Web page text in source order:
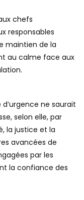
chefs
responsables
maintien de la
au calme face aux
ne saurait
selon elle, par
la justice et la
avancées de
par les
la confiance des